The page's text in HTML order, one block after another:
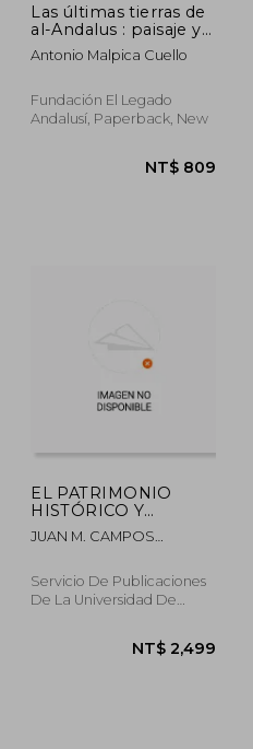
Las últimas tierras de
al-Andalus : paisaje y
poblamiento del
reino nazarí de
Antonio Malpica Cuello
Fundación El Legado
Andalusí, Paperback, New
EL PATRIMONIO
HISTÓRICO Y
CULTURAL EN EL
PARAJE NATURAL
ODIEL
JUAN M. CAMPOS
Servicio De Publicaciones
De La Universidad De